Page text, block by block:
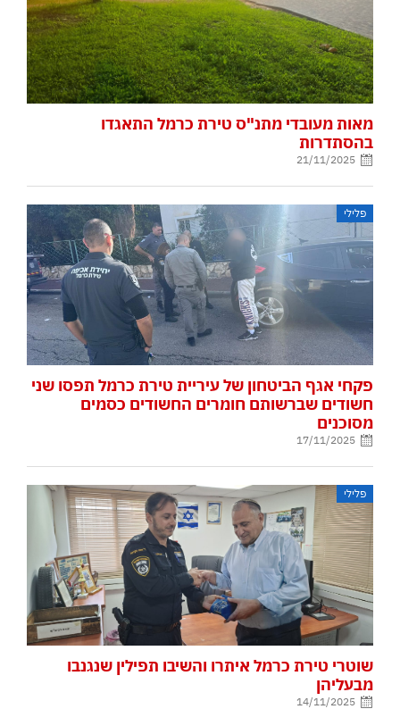
מאות מעובדי מתנ"ס טירת כרמל התאגדו
בהסתדרות
21/11/2025
פלילי
פקחי אגף הביטחון של עיריית טירת כרמל תפסו שני
חשודים שברשותם חומרים החשודים כסמים
מסוכנים
17/11/2025
פלילי
שוטרי טירת כרמל איתרו והשיבו תפילין שנגנבו
מבעליהן
14/11/2025